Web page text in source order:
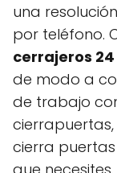
una
por teléfono.
cerrajeros
de modo a
de trabajo
cierra